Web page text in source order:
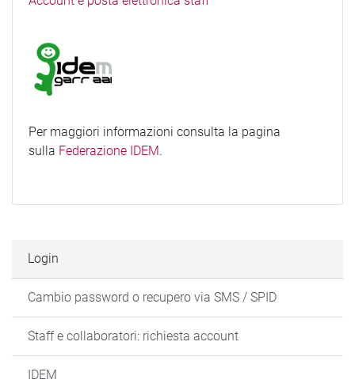
Per maggiori informazioni consulta la pagina
sulla Federazione IDEM.
Login
Cambio password o recupero via SMS / SPID
Staff e collaboratori: richiesta account
IDEM